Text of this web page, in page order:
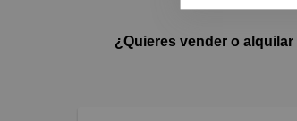
¿Quieres vender o